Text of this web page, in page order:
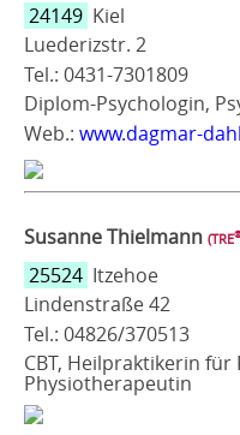
24149 Kiel
Luederizstr. 2
Tel.: 0431-7301809
Diplom-Psychologin,
Web.: www.dagmar-
Susanne Thielmann (TRE
25524 Itzehoe
Lindenstraße 42
Tel.: 04826/370513
CBT, Heilpraktikerin
Physiotherapeutin